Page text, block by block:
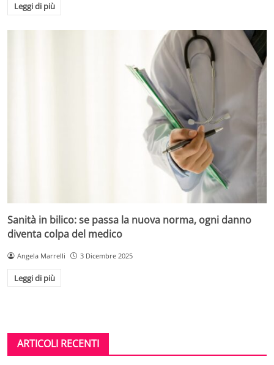
Leggi di più
Sanità in bilico: se passa la nuova norma, ogni danno
diventa colpa del medico
Angela Marrelli 3 Dicembre 2025
Leggi di più
ARTICOLI RECENTI